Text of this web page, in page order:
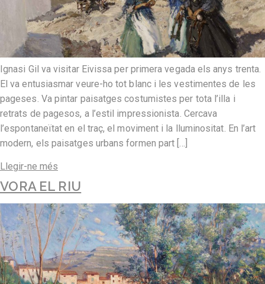
Ignasi Gil va visitar Eivissa per primera vegada els anys trenta.
El va entusiasmar veure-ho tot blanc i les vestimentes de les
pageses. Va pintar paisatges costumistes per tota l’illa i
retrats de pagesos, a l’estil impressionista. Cercava
l’espontaneïtat en el traç, el moviment i la lluminositat. En l’art
modern, els paisatges urbans formen part […]
Llegir-ne més
VORA EL RIU